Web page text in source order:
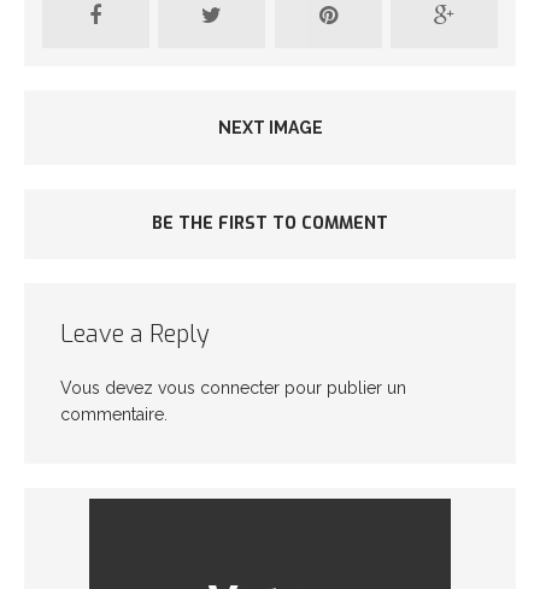
NEXT IMAGE
BE THE FIRST TO COMMENT
Leave a Reply
Vous devez vous connecter pour publier un
commentaire.